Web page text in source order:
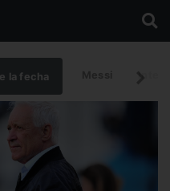
la fecha